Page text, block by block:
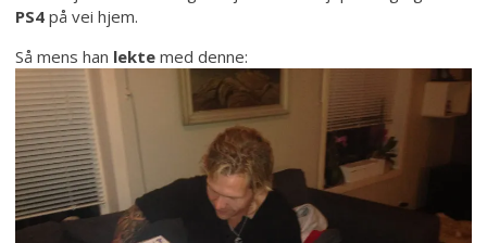
PS4 på vei hjem.
Så mens han lekte med denne: